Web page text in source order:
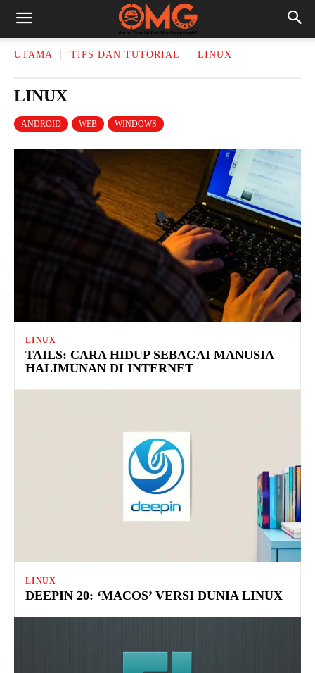
UTAMA TIPS DAN TUTORIAL LINUX
LINUX
ANDROID WEB WINDOWS
LINUX
TAILS: CARA HIDUP SEBAGAI MANUSIA
HALIMUNAN DI INTERNET
LINUX
DEEPIN 20: ‘MACOS’ VERSI DUNIA LINUX